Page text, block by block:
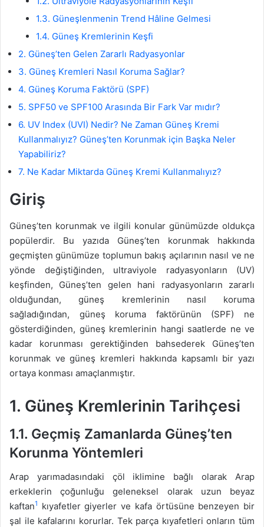
1.3. Güneşlenmenin Trend Hâline Gelmesi
1.4. Güneş Kremlerinin Keşfi
2. Güneş’ten Gelen Zararlı Radyasyonlar
3. Güneş Kremleri Nasıl Koruma Sağlar?
4. Güneş Koruma Faktörü (SPF)
5. SPF50 ve SPF100 Arasında Bir Fark Var mıdır?
6. UV Index (UVI) Nedir? Ne Zaman Güneş Kremi
Kullanmalıyız? Güneş’ten Korunmak için Başka Neler
Yapabiliriz?
7. Ne Kadar Miktarda Güneş Kremi Kullanmalıyız?
Giriş
Güneş’ten korunmak ve ilgili konular günümüzde oldukça
popülerdir. Bu yazıda Güneş’ten korunmak hakkında
geçmişten günümüze toplumun bakış açılarının nasıl ve ne
yönde değiştiğinden, ultraviyole radyasyonların (UV)
keşfinden, Güneş’ten gelen hani radyasyonların zararlı
olduğundan, güneş kremlerinin nasıl koruma
sağladığından, güneş koruma faktörünün (SPF) ne
gösterdiğinden, güneş kremlerinin hangi saatlerde ne ve
kadar korunması gerektiğinden bahsederek Güneş’ten
korunmak ve güneş kremleri hakkında kapsamlı bir yazı
ortaya konması amaçlanmıştır.
1. Güneş Kremlerinin Tarihçesi
1.1. Geçmiş Zamanlarda Güneş’ten
Korunma Yöntemleri
Arap yarımadasındaki çöl iklimine bağlı olarak Arap
erkeklerin çoğunluğu geleneksel olarak uzun beyaz
kaftan1
kıyafetler giyerler ve kafa örtüsüne benzeyen bir
şal ile kafalarını korurlar. Tek parça kıyafetleri onların tüm